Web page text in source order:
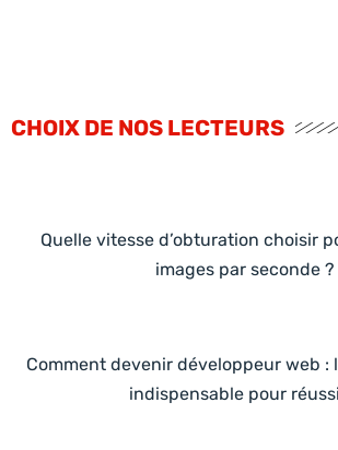
CHOIX DE NOS LECTEURS
Quelle vitesse d’obturation choisir
images par seconde ?
Comment devenir développeur web :
indispensable pour